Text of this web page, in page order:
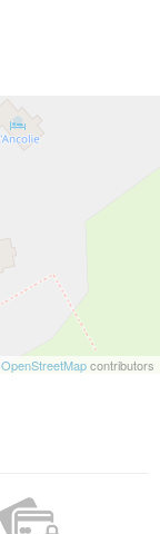
OpenStreetMapcontributors